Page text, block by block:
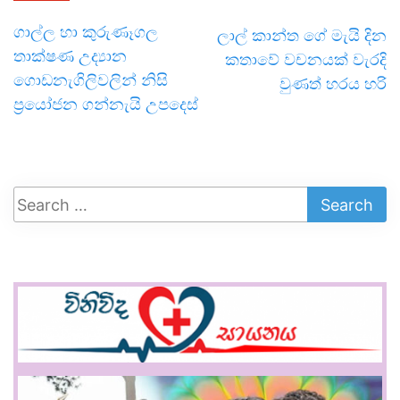
ගාල්ල හා කුරුණෑගල
තාක්ෂණ උද්‍යාන
ගොඩනැගිලිවලින් නිසි
ප්‍රයෝජන ගන්නැයි උපදෙස්
ලාල් කාන්ත ගේ මැයි දින
කතාවේ වචනයක් වැරදි
වුණත් හරය හරි